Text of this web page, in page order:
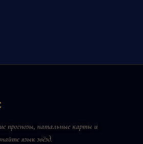
прогнозы, натальные карты и
язык звёзд.